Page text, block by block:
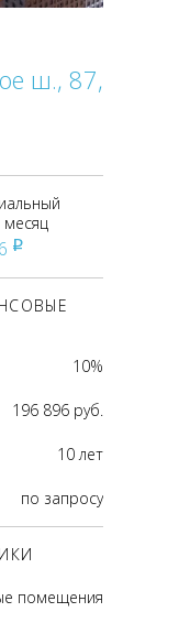
ш., 87,
месяц
pуб
10%
196 896 руб.
10 лет
по запросу
помещения